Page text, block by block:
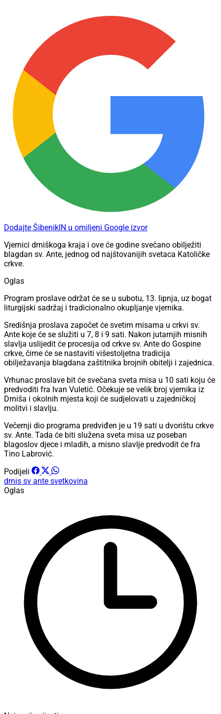
Dodajte ŠibenikIN u omiljeni Google izvor
Vjernici drniškoga kraja i ove će godine svečano obilježiti
blagdan sv. Ante, jednog od najštovanijih svetaca Katoličke
crkve.
Oglas
Program proslave održat će se u subotu, 13. lipnja, uz bogat
liturgijski sadržaj i tradicionalno okupljanje vjernika.
Središnja proslava započet će svetim misama u crkvi sv.
Ante koje će se služiti u 7, 8 i 9 sati. Nakon jutarnjih misnih
slavlja uslijedit će procesija od crkve sv. Ante do Gospine
crkve, čime će se nastaviti višestoljetna tradicija
obilježavanja blagdana zaštitnika brojnih obitelji i zajednica.
Vrhunac proslave bit će svečana sveta misa u 10 sati koju će
predvoditi fra Ivan Vuletić. Očekuje se velik broj vjernika iz
Drniša i okolnih mjesta koji će sudjelovati u zajedničkoj
molitvi i slavlju.
Večernji dio programa predviđen je u 19 sati u dvorištu crkve
sv. Ante. Tada će biti služena sveta misa uz poseban
blagoslov djece i mladih, a misno slavlje predvodit će fra
Tino Labrović.
Podijeli
drnis sv ante svetkovina
Oglas